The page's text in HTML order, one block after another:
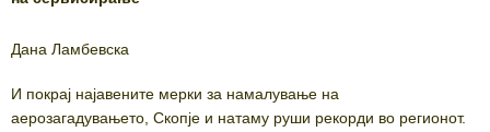
Дана Ламбевска
И покрај најавените мерки за намалување на
аерозагадувањето, Скопје и натаму руши рекорди во регионот.